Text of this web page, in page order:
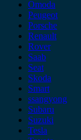
Omoda
Peugeot
Porsche
Renault
Rover
Saab
Seat
Skoda
Smart
ssangyong
Subaru
Suzuki
Tesla